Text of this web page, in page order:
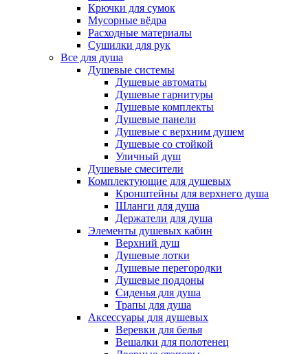
Крючки для сумок
Мусорные вёдра
Расходные материалы
Сушилки для рук
Все для душа
Душевые системы
Душевые автоматы
Душевые гарнитуры
Душевые комплекты
Душевые панели
Душевые с верхним душем
Душевые со стойкой
Уличный душ
Душевые смесители
Комплектующие для душевых
Кронштейны для верхнего душа
Шланги для душа
Держатели для душа
Элементы душевых кабин
Верхний душ
Душевые лотки
Душевые перегородки
Душевые поддоны
Сиденья для душа
Трапы для душа
Аксессуары для душевых
Веревки для белья
Вешалки для полотенец